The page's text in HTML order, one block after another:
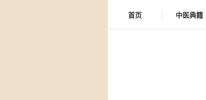
首页 中医典籍